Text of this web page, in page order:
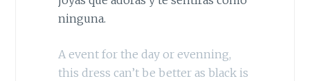
ninguna.
A event for the day or evenning,
this dress can’t be better as black is